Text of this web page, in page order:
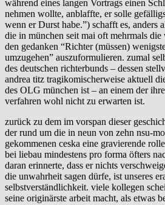
während eines langen Vortrags einen
nehmen wollte, anblaffte, er solle
wenn er Durst habe.”) schafft es, anders
die in münchen seit mai oft mehrmals die
den gedanken “Richter (müssen)
umzugehen” auszuformulieren. zumal
des deutschen richterbunds – dessen
andrea titz tragikomischerweise aktuell
des OLG münchen ist – an einem der
verfahren wohl nicht zu erwarten ist.
zurück zu dem im vorspan dieser
der rund um die in neun von zehn nsu-
gekommenen ceska eine gravierende
bei liebau mindestens pro forma öfters
daran erinnerte, dass er nichts
die unwahrheit sagen dürfe, ist unseres
selbstverständlichkeit. viele kollegen
seine originärste arbeit macht, als etwas